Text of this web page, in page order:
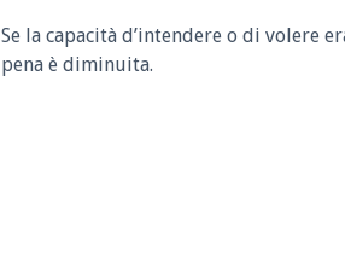
Se la capacità d’intendere o di volere
pena è diminuita.